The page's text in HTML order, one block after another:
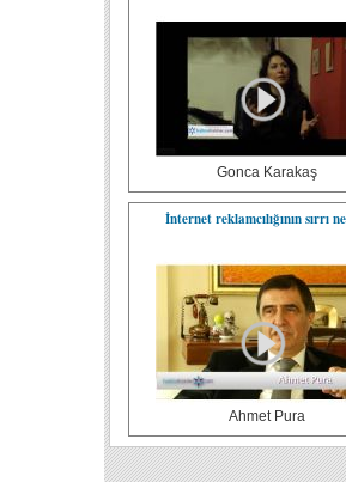
Gonca Karakaş
İnternet reklamcılığının sırrı
Ahmet Pura